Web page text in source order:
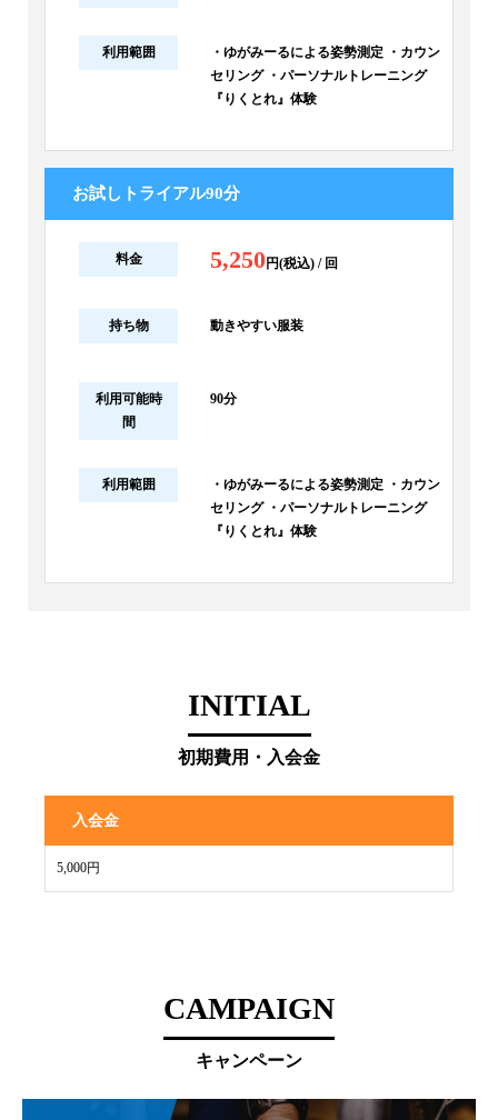
利用範囲
・ゆがみーるによる姿勢測定 ・カウン
セリング ・パーソナルトレーニング
『りくとれ』体験
お試しトライアル90分
料金 5,250円(税込) / 回
持ち物 動きやすい服装
利用可能時
間
90分
利用範囲
・ゆがみーるによる姿勢測定 ・カウン
セリング ・パーソナルトレーニング
『りくとれ』体験
INITIAL
初期費用・入会金
入会金
5,000円
CAMPAIGN
キャンペーン